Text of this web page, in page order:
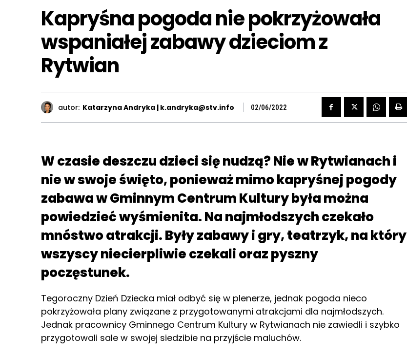
Kapryśna pogoda nie pokrzyżowała
wspaniałej zabawy dzieciom z
Rytwian
autor: Katarzyna Andryka | k.andryka@stv.info 02/06/2022
W czasie deszczu dzieci się nudzą? Nie w Rytwianach i
nie w swoje święto, ponieważ mimo kapryśnej pogody
zabawa w Gminnym Centrum Kultury była można
powiedzieć wyśmienita. Na najmłodszych czekało
mnóstwo atrakcji. Były zabawy i gry, teatrzyk, na który
wszyscy niecierpliwie czekali oraz pyszny
poczęstunek.
Tegoroczny Dzień Dziecka miał odbyć się w plenerze, jednak pogoda nieco
pokrzyżowała plany związane z przygotowanymi atrakcjami dla najmłodszych.
Jednak pracownicy Gminnego Centrum Kultury w Rytwianach nie zawiedli i szybko
przygotowali sale w swojej siedzibie na przyjście maluchów.